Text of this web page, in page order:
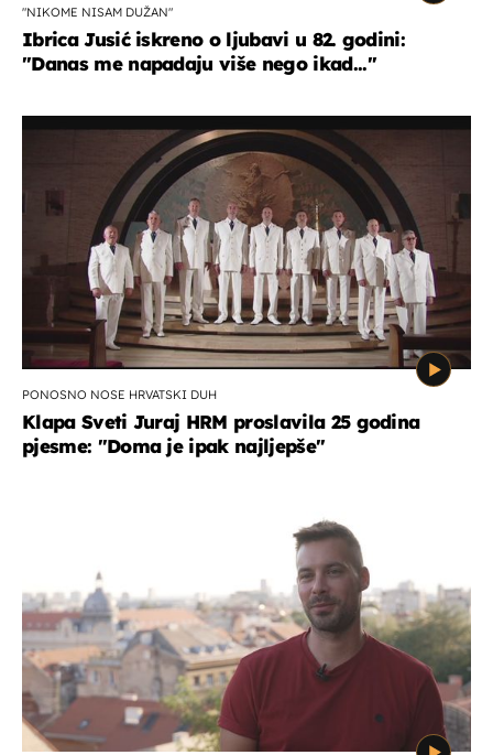
"NIKOME NISAM DUŽAN"
Ibrica Jusić iskreno o ljubavi u 82. godini:
"Danas me napadaju više nego ikad..."
PONOSNO NOSE HRVATSKI DUH
Klapa Sveti Juraj HRM proslavila 25 godina
pjesme: "Doma je ipak najljepše"